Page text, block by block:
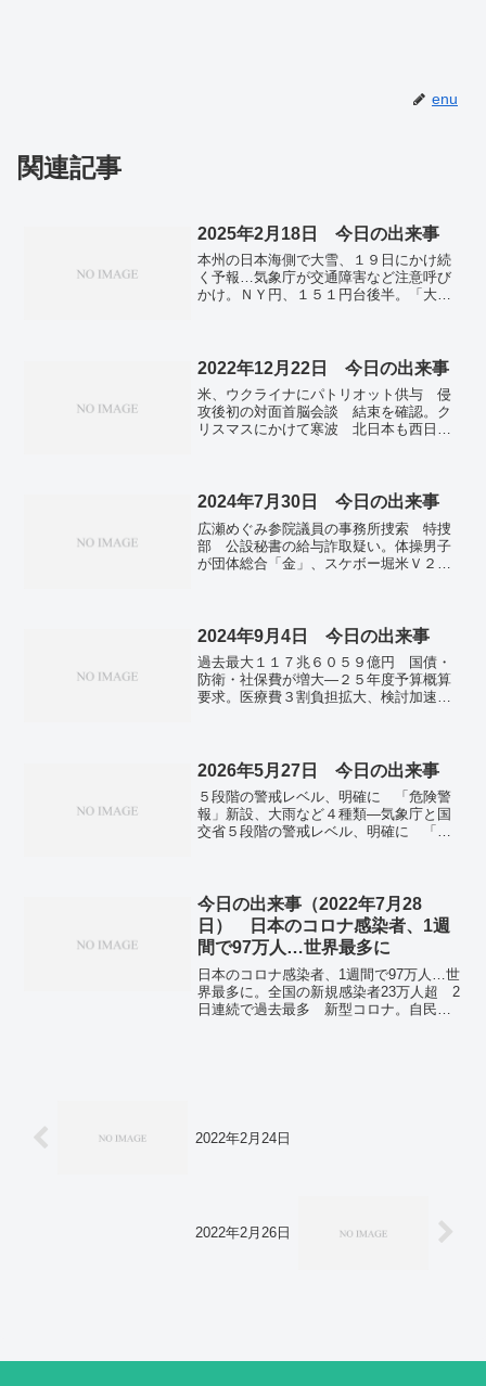
enu
関連記事
2025年2月18日 今日の出来事
本州の日本海側で大雪、１９日にかけ続
く予報…気象庁が交通障害など注意呼び
かけ。ＮＹ円、１５１円台後半。「大好
2022年12月22日 今日の出来事
米、ウクライナにパトリオット供与 侵
攻後初の対面首脳会談 結束を確認。ク
リスマスにかけて寒波 北日本も西日本
氏らの解放要求 ミャンマー情勢で初決
4179円 伸び率は過去最高。東京都内、3
年ぶり「インフルエンザ流行期」入り。
全国で新たに18万4375人感染 前週から
2024年7月30日 今日の出来事
広瀬めぐみ参院議員の事務所捜索 特捜
部 公設秘書の給与詐取疑い。体操男子
が団体総合「金」、スケボー堀米Ｖ２
並み低水準 小ぶり、水産庁が漁期の見
通し。コメ在庫が過去最少、高値の懸
念 １５６万トン、前年比２割減。電気
ガス代、8月は全社値下がり 前月比 政
府の補助金復活で。6月の完全失業率
2024年9月4日 今日の出来事
過去最大１１７兆６０５９億円 国債・
防衛・社保費が増大―２５年度予算概算
要求。医療費３割負担拡大、検討加速
ＪＲ東海、岐阜リニア工事で。国交省、
交通空白解消へ規制緩和 地方部のライ
ドシェアを拡大。ロシアがウクライナ中
部へミサイル攻撃、４９人死亡・２１９
人負傷…教育・医療機関被害。
2026年5月27日 今日の出来事
５段階の警戒レベル、明確に 「危険警
報」新設、大雨など４種類―気象庁と国
交省５段階の警戒レベル、明確に 「危
濫と大雨、土砂災害、高潮...
今日の出来事（2022年7月28
日） 日本のコロナ感染者、1週
間で97万人…世界最多に
日本のコロナ感染者、1週間で97万人…世
界最多に。全国の新規感染者23万人超 2
日連続で過去最多 新型コロナ。自民
に厳重警戒 お盆にかけて酷暑に。日本
のコロナ感染者、1週間で97万人…世界最
2022年2月24日
2022年2月26日